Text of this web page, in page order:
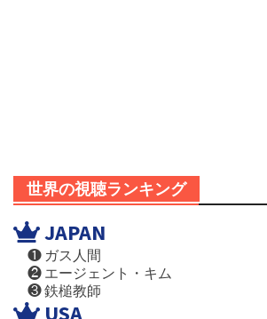
世界の視聴ランキング
JAPAN
❶ ガス人間
❷ エージェント・キム
❸ 鉄槌教師
USA